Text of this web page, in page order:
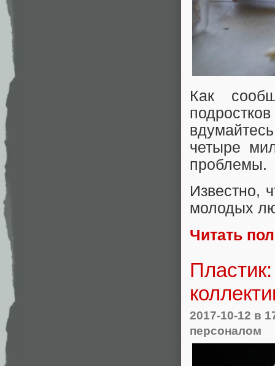
Как
четыре
проблемы.
Известно,
молодых
Читать
2017-10-12 в
персоналом